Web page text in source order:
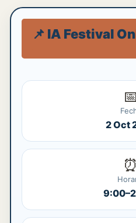
📌 IA Festival
📅
2 Oct
⏰